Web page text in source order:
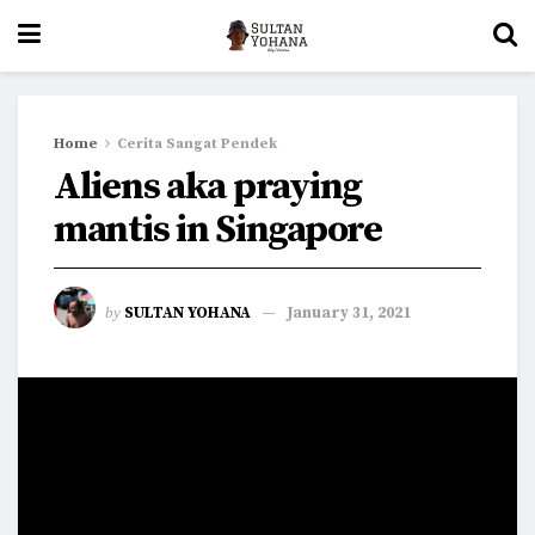
Home Cerita Sangat Pendek
Aliens aka praying
mantis in Singapore
by SULTAN YOHANA January 31, 2021